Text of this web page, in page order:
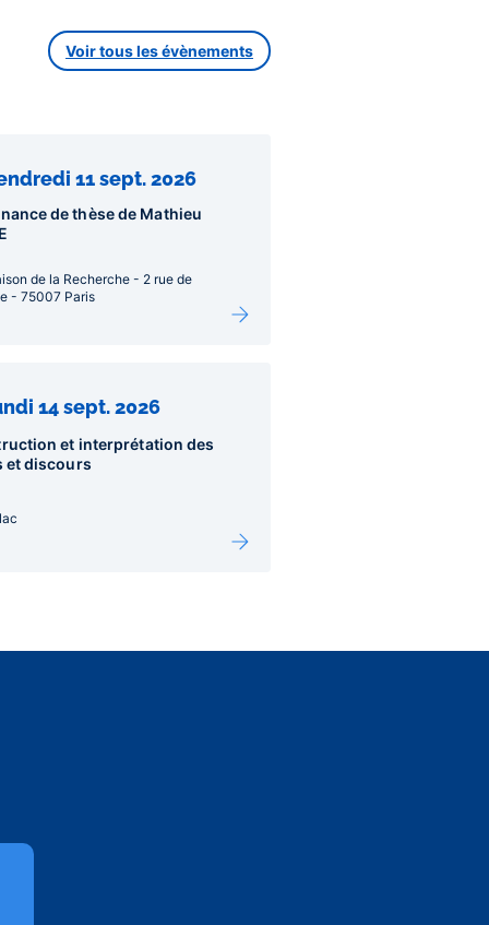
11 sept. 2026
de thèse de Mathieu
de la Recherche - 2 rue de
- 75007 Paris
14 sept. 2026
et interprétation des
et discours
Voir tous les évènements